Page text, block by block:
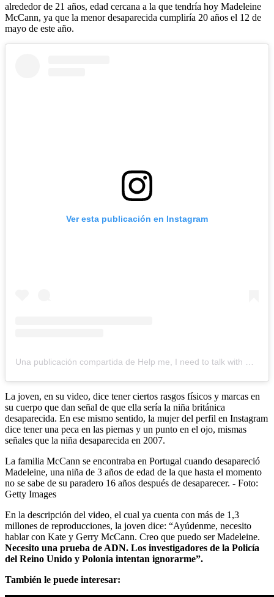
alrededor de 21 años, edad cercana a la que tendría hoy Madeleine
McCann, ya que la menor desaparecida cumpliría 20 años el 12 de
mayo de este año.
Ver esta publicación en Instagram
La joven, en su video, dice tener ciertos rasgos físicos y marcas en
su cuerpo que dan señal de que ella sería la niña británica
desaparecida. En ese mismo sentido, la mujer del perfil en Instagram
dice tener una peca en las piernas y un punto en el ojo, mismas
señales que la niña desaparecida en 2007.
La familia McCann se encontraba en Portugal cuando desapareció
Madeleine, una niña de 3 años de edad de la que hasta el momento
no se sabe de su paradero 16 años después de desaparecer. - Foto:
Getty Images
En la descripción del video, el cual ya cuenta con más de 1,3
millones de reproducciones, la joven dice: “Ayúdenme, necesito
hablar con Kate y Gerry McCann. Creo que puedo ser Madeleine.
Necesito una prueba de ADN. Los investigadores de la Policía
del Reino Unido y Polonia intentan ignorarme”.
También le puede interesar: